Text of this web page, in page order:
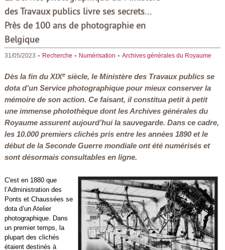
des Travaux publics livre ses secrets...
Près de 100 ans de photographie en
Belgique
31/05/2023 - Recherche - Numérisation - Archives générales du Royaume
Dès la fin du XIXesiècle, le Ministère des Travaux publics se
dota d’un Service photographique pour mieux conserver la
mémoire de son action. Ce faisant, il constitua petit à petit
une immense photothèque dont les Archives générales du
Royaume assurent aujourd’hui la sauvegarde. Dans ce cadre,
les 10.000 premiers clichés pris entre les années 1890 et le
début de la Seconde Guerre mondiale ont été numérisés et
sont désormais consultables en ligne.
C'est en 1880 que
l’Administration des
Ponts et Chaussées se
dota d’un Atelier
photographique. Dans
un premier temps, la
plupart des clichés
étaient destinés à